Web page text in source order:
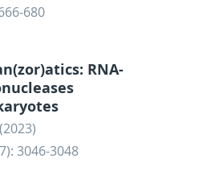
680
RNA-
3046-3048